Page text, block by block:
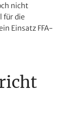
nicht
für die
Einsatz FFA-